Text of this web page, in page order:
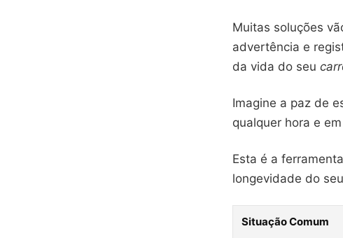
Muitas soluções
advertência e
da vida do seu
Imagine a paz de
qualquer hora e
Esta é a
longevidade do
Situação Comum